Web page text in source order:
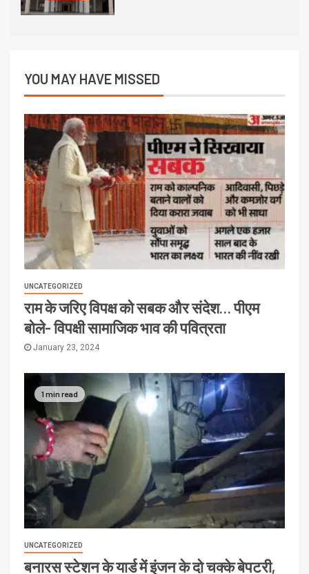
YOU MAY HAVE MISSED
UNCATEGORIZED
राम के जरिए विपक्ष को सबक और संदेश… पीएम
बोले- विपक्षी सामाजिक भाव की पवित्रता
January 23, 2024
1 min read
UNCATEGORIZED
बनारस स्टेशन के यार्ड में इंजन के दो चक्के बेपटरी,